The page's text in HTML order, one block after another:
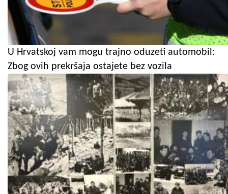
U Hrvatskoj vam mogu trajno oduzeti automobil:
Zbog ovih prekršaja ostajete bez vozila